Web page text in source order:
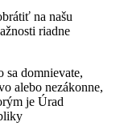
na našu
riadne
sa domnievate,
alebo nezákonne,
je Úrad